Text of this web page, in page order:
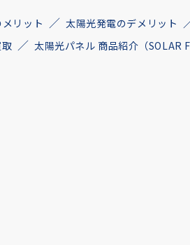
リット 太陽光発電のデメリット
太陽光パネル 商品紹介（SOLAR